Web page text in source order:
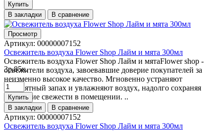
Купить
В закладки
В сравнение
Просмотр
Артикул: 00000007152
Освежитель воздуха Flower Shop Лайм и мята 300мл
Освежитель воздуха Flower Shop Лайм и мятаFlower shop -
освежители воздуха, завоевавшие доверие покупателей за
неизменно высокое качество. Мгновенно устраняют
неприятный запах и увлажняют воздух, надолго сохраняя
ощущение свежести в помещении. ..
3p.85к.
Купить
В закладки
В сравнение
Артикул: 00000007152
Освежитель воздуха Flower Shop Лайм и мята 300мл